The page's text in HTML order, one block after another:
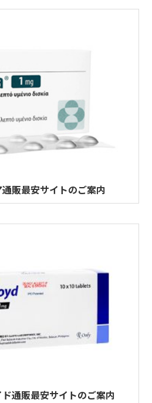
通販最安サイトのご案内
ド通販最安サイトのご案内